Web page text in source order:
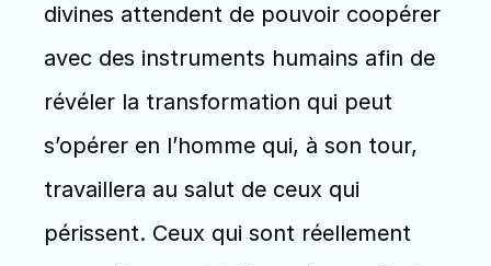
divines attendent de pouvoir coopérer
avec des instruments humains afin de
révéler la transformation qui peut
s’opérer en l’homme qui, à son tour,
travaillera au salut de ceux qui
périssent. Ceux qui sont réellement